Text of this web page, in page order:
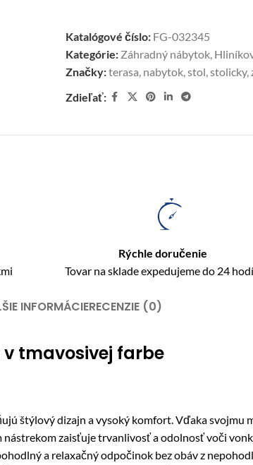
Katalógové číslo: FG-032345
Kategórie: Záhradný nábytok,
Značky:terasa, nabytok,stol,stolicky,
Zdieľať:
Rýchle doručenie
Tovar na sklade expedujeme do 24
INFORMÁCIERECENZIE (0)
v tmavosivej farbe
štýlový dizajn a vysoký komfort. Vďaka svojmu
zaisťuje trvanlivosť a odolnosť voči
a relaxačný odpočinok bez obáv z